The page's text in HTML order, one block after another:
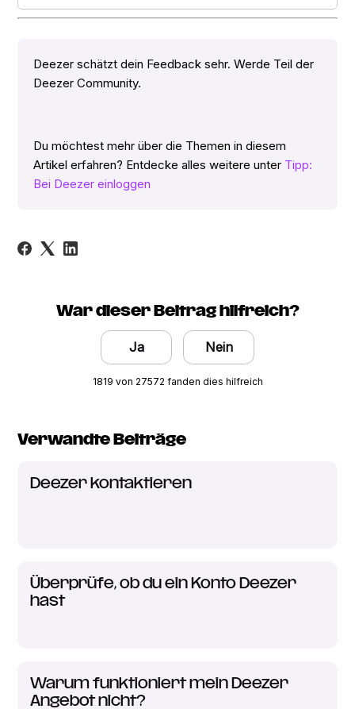
Deezer schätzt dein Feedback sehr. Werde Teil der
Deezer Community.
Du möchtest mehr über die Themen in diesem
Artikel erfahren? Entdecke alles weitere unter Tipp:
Bei Deezer einloggen
War dieser Beitrag hilfreich?
Ja Nein
1819 von 27572 fanden dies hilfreich
Verwandte Beiträge
Deezer kontaktieren
Überprüfe, ob du ein Konto Deezer
hast
Warum funktioniert mein Deezer
Angebot nicht?